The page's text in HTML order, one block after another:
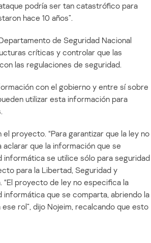
podría ser tan catastrófico para
hace 10 años”.
de Seguridad Nacional
críticas y controlar que las
las regulaciones de seguridad.
con el gobierno y entre sí sobre
utilizar esta información para
proyecto. “Para garantizar que la ley no
aclarar que la información que se
se utilice sólo para seguridad
para la Libertad, Seguridad y
“El proyecto de ley no especifica la
que se comparta, abriendo la
rol”, dijo Nojeim, recalcando que esto